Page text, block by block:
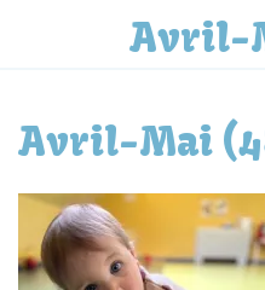
Avril-
Avril-Mai